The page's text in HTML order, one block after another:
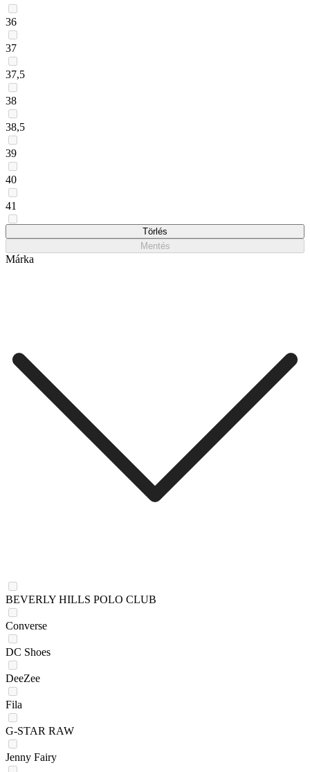
36
37
37,5
38
38,5
39
40
41
Törlés
Mentés
Márka
BEVERLY HILLS POLO CLUB
Converse
DC Shoes
DeeZee
Fila
G-STAR RAW
Jenny Fairy